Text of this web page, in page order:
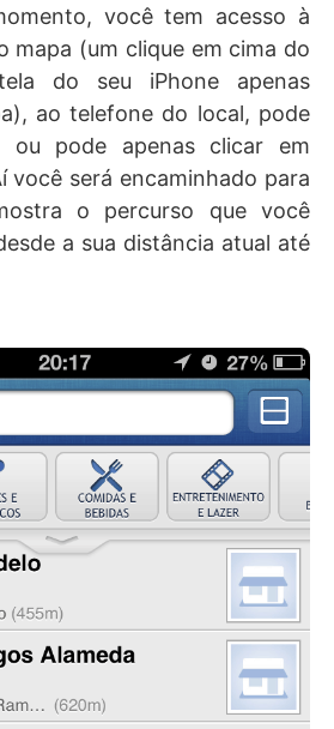
você tem acesso à
mapa (um clique em cima do
do seu iPhone apenas
ao telefone do local, pode
ou pode apenas clicar em
você será encaminhado para
o percurso que você
a sua distância atual até